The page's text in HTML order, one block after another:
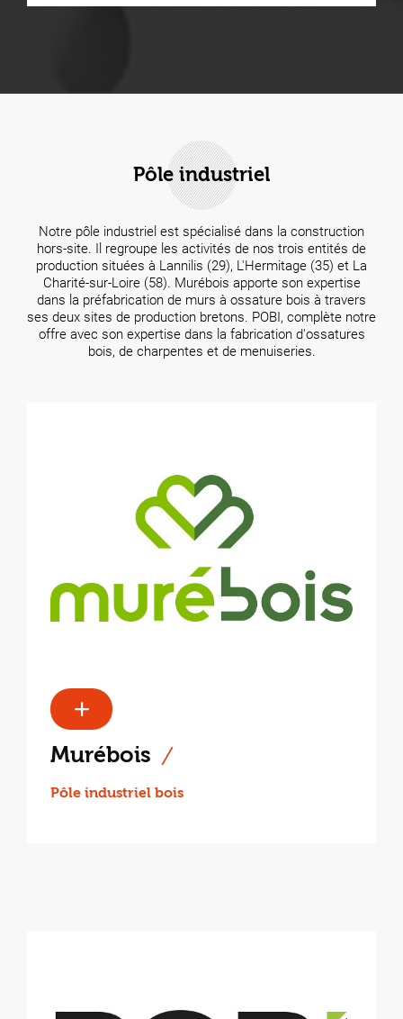
Pôle industriel
Notre pôle industriel est spécialisé dans la construction
hors-site. Il regroupe les activités de nos trois entités de
production situées à Lannilis (29), L'Hermitage (35) et La
Charité-sur-Loire (58). Murébois apporte son expertise
dans la préfabrication de murs à ossature bois à travers
ses deux sites de production bretons. POBI, complète notre
offre avec son expertise dans la fabrication d'ossatures
bois, de charpentes et de menuiseries.
Murébois
Pôle industriel bois